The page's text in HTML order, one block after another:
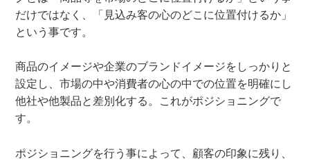
だけではなく、「見込み客の心のどこに位置付けるか」
という事です。
商品のイメージや企業のブランドイメージをしっかりと
設定し、市場の中や消費者の心の中での位置を明確にし
他社や他製品と差別化する。これがポジショニングで
す。
ポジショニングを行う事によって、顧客の印象に残り、